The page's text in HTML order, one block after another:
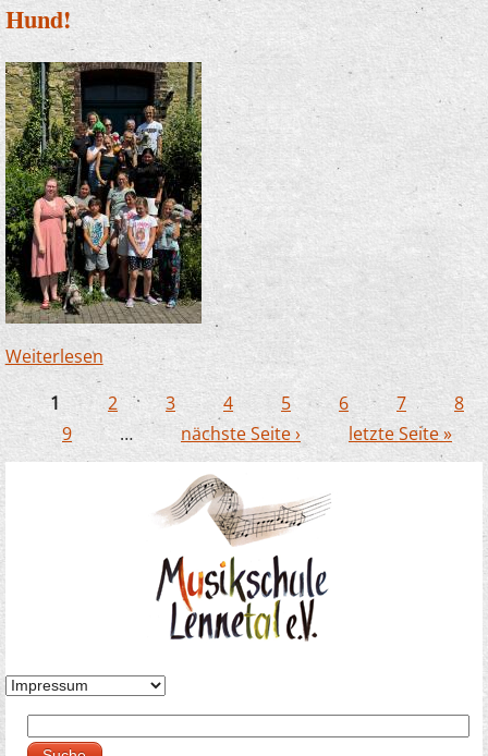
Hund!
Weiterlesen über Zauberlehrlinge in Büderich – dieses Mal
mit Hund!
Seiten
1 2 3 4 5 6 7
8
9
… nächste Seite › letzte Seite »
Suchformular